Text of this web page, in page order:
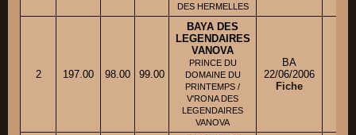
DES HERMELLES
2 197.00 98.00 99.00
BAYA DES
LEGENDAIRES
VANOVA
PRINCE DU
DOMAINE DU
PRINTEMPS /
V'RONA DES
LEGENDAIRES
VANOVA
BA
22/06/2006
Fiche